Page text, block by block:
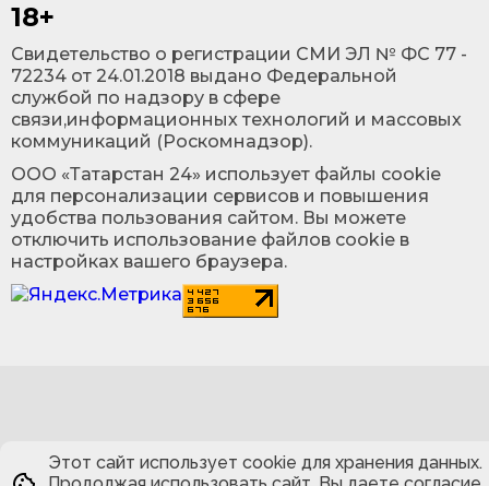
18+
Cвидетельство о регистрации СМИ ЭЛ № ФС 77 -
72234 от 24.01.2018 выдано Федеральной
службой по надзору в сфере
связи,информационных технологий и массовых
коммуникаций (Роскомнадзор).
ООО «Татарстан 24» использует файлы cookie
для персонализации сервисов и повышения
удобства пользования сайтом. Вы можете
отключить использование файлов cookie в
настройках вашего браузера.
Этот сайт использует cookie для хранения данных.